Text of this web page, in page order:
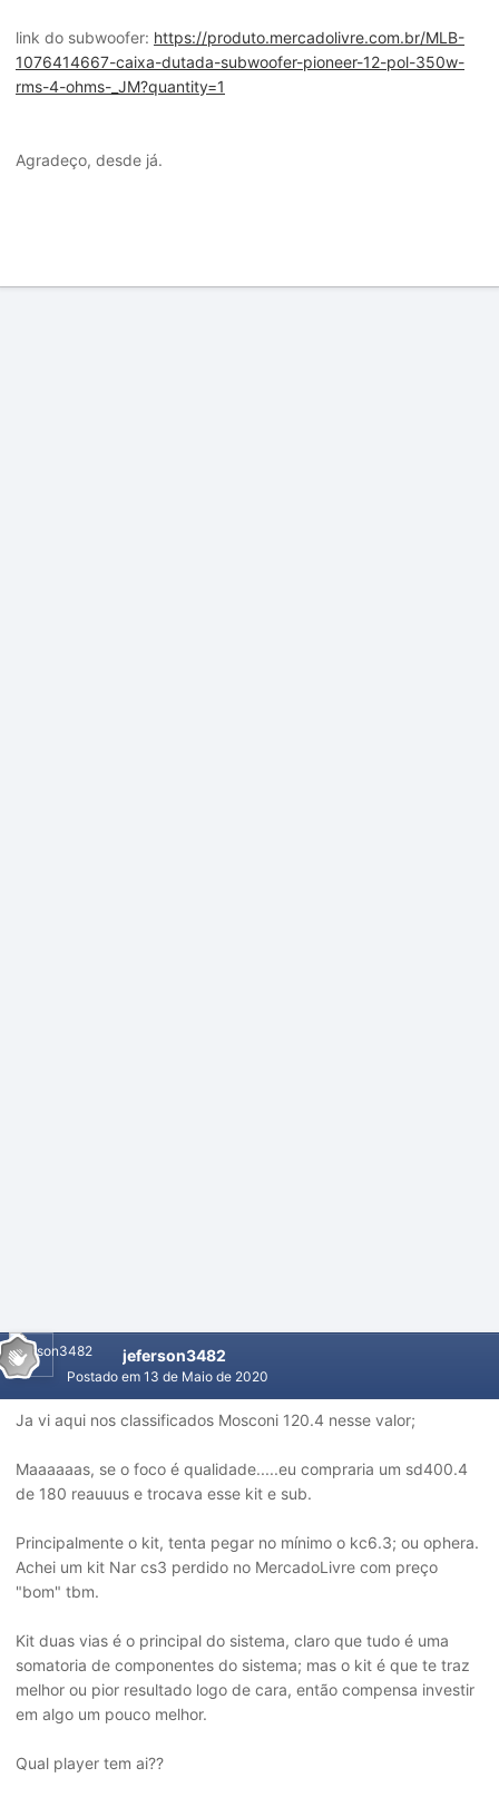
link do subwoofer: https://produto.mercadolivre.com.br/MLB-
1076414667-caixa-dutada-subwoofer-pioneer-12-pol-350w-
rms-4-ohms-_JM?quantity=1
Agradeço, desde já.
jeferson3482
Postado em 13 de Maio de 2020
Ja vi aqui nos classificados Mosconi 120.4 nesse valor;
Maaaaaas, se o foco é qualidade.....eu compraria um sd400.4
de 180 reauuus e trocava esse kit e sub.
Principalmente o kit, tenta pegar no mínimo o kc6.3; ou ophera.
Achei um kit Nar cs3 perdido no MercadoLivre com preço
"bom" tbm.
Kit duas vias é o principal do sistema, claro que tudo é uma
somatoria de componentes do sistema; mas o kit é que te traz
melhor ou pior resultado logo de cara, então compensa investir
em algo um pouco melhor.
Qual player tem ai??